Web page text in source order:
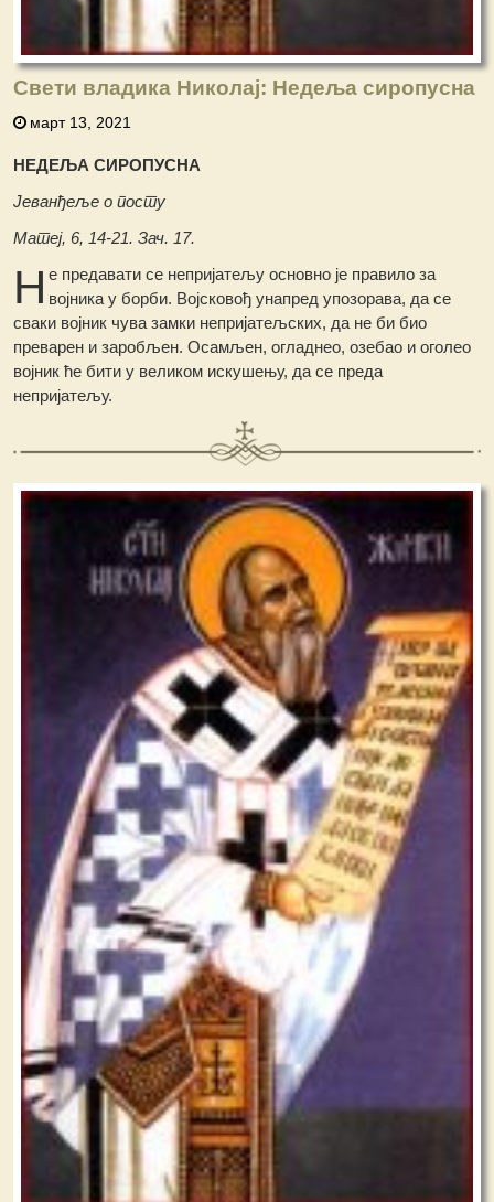
Свети владика Николај: Недеља сиропусна
март 13, 2021
НЕДЕЉА СИРОПУСНА
Јеванђеље о посту
Матеј, 6, 14-21. Зач. 17.
Н е предавати се непријатељу основно је правило за
војника у борби. Војсковођ унапред упозорава, да се
сваки војник чува замки непријатељских, да не би био
преварен и заробљен. Осамљен, огладнео, озебао и оголео
војник ће бити у великом искушењу, да се преда
непријатељу.